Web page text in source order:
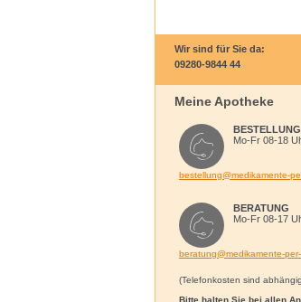
Wir sind für Sie da:
09280-9844 44
Meine Apotheke
BESTELLUNG
Mo-Fr 08-18
bestellung@medikamente-
BERATUNG
Mo-Fr 08-17
beratung@medikamente-
(Telefonkosten sind
Bitte halten Sie bei allen